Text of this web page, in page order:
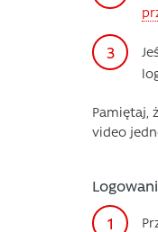
Pamiętaj,
video